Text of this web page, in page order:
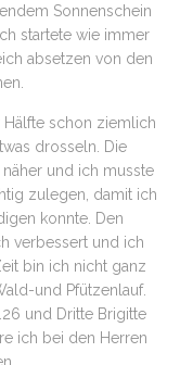
Sonnenschein
startete wie immer
absetzen von den
schon ziemlich
drosseln. Die
und ich musste
zulegen, damit ich
konnte. Den
verbessert und ich
bin ich nicht ganz
und Pfützenlauf.
und Dritte Brigitte
ich bei den Herren